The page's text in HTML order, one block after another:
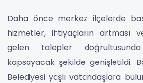
Daha önce merkez ilçelerde
hizmetler, ihtiyaçların artması
gelen talepler
kapsayacak şekilde genişletildi.
Belediyesi yaşlı vatandaşlara